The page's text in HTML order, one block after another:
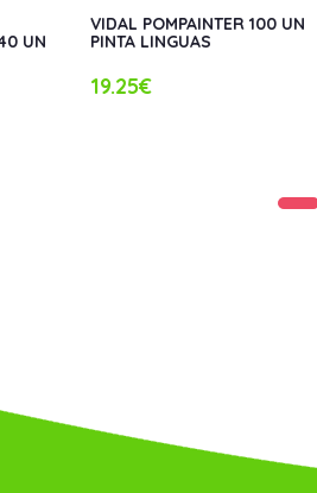
UN
VIDAL POMPAINTER 100 UN
PINTA LINGUAS
19.25€